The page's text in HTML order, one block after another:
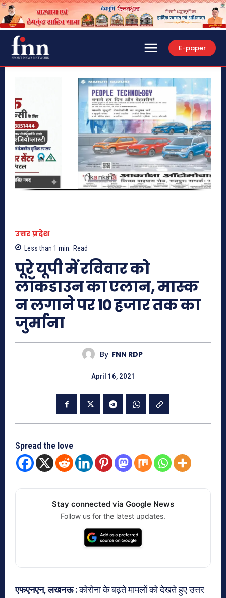
E-paper
उत्तर प्रदेश
Less than 1 min. Read
पूरे यूपी में रविवार को
लॉकडाउन का एलान, मास्क
न लगाने पर 10 हजार तक का
जुर्माना
By FNN RDP
April 16, 2021
Spread the love
Stay connected via Google News
Follow us for the latest updates.
एफएनएन, लखनऊ :कोरोना के बढ़ते मामलों को देखते हुए उत्तर